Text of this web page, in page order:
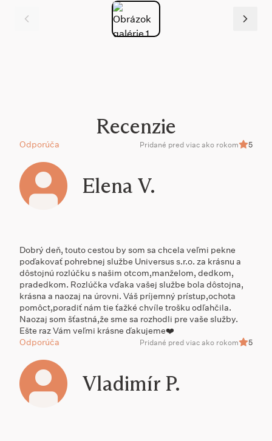
Recenzie
Odporúča Pridané pred viac ako rokom 5
Elena V.
Dobrý deň, touto cestou by som sa chcela veľmi pekne
poďakovať pohrebnej službe Universus s.r.o. za krásnu a
dôstojnú rozlúčku s našim otcom,manželom, dedkom,
pradedkom. Rozlúčka vďaka vašej službe bola dôstojna,
krásna a naozaj na úrovni. Váš príjemný prístup,ochota
pomôct,poradiť nám tie ťažké chvíle trošku odľahčila.
Naozaj som šťastná,že sme sa rozhodli pre vaše služby.
Ešte raz Vám veľmi krásne ďakujeme❤️
Odporúča
Pridané pred viac ako rokom 5
Vladimír P.